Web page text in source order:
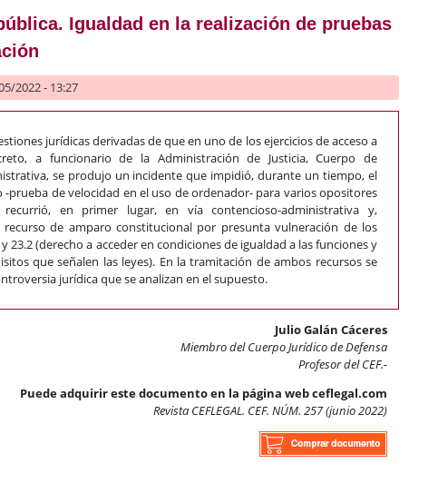
Igualdad en la realización de pruebas
2022 - 13:27
jurídicas derivadas de que en uno de los ejercicios de acceso a
a funcionario de la Administración de Justicia, Cuerpo de
se produjo un incidente que impidió, durante un tiempo, el
prueba de velocidad en el uso de ordenador- para varios opositores
en primer lugar, en vía contencioso-administrativa y,
de amparo constitucional por presunta vulneración de los
23.2 (derecho a acceder en condiciones de igualdad a las funciones y
que señalen las leyes). En la tramitación de ambos recursos se
jurídica que se analizan en el supuesto.
Julio Galán Cáceres
Miembro del Cuerpo Jurídico de Defensa
Profesor del CEF.-
Puede adquirir este documento en la página web ceflegal.com
Revista CEFLEGAL. CEF. NÚM. 257 (junio 2022)